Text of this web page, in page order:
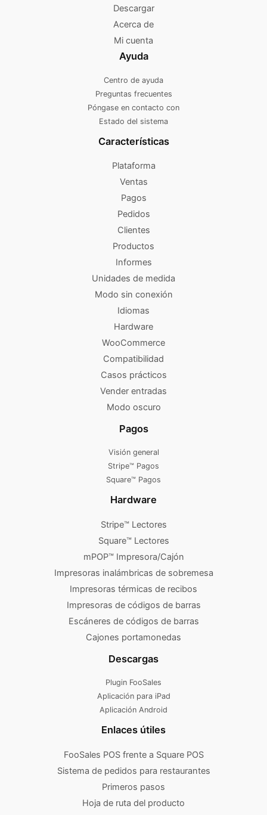
Descargar
Acerca de
Mi cuenta
Ayuda
Centro de ayuda
Preguntas frecuentes
Póngase en contacto con
Estado del sistema
Características
Plataforma
Ventas
Pagos
Pedidos
Clientes
Productos
Informes
Unidades de medida
Modo sin conexión
Idiomas
Hardware
WooCommerce
Compatibilidad
Casos prácticos
Vender entradas
Modo oscuro
Pagos
Visión general
Stripe™ Pagos
Square™ Pagos
Hardware
Stripe™ Lectores
Square™ Lectores
mPOP™ Impresora/Cajón
Impresoras inalámbricas de sobremesa
Impresoras térmicas de recibos
Impresoras de códigos de barras
Escáneres de códigos de barras
Cajones portamonedas
Descargas
Plugin FooSales
Aplicación para iPad
Aplicación Android
Enlaces útiles
FooSales POS frente a Square POS
Sistema de pedidos para restaurantes
Primeros pasos
Hoja de ruta del producto